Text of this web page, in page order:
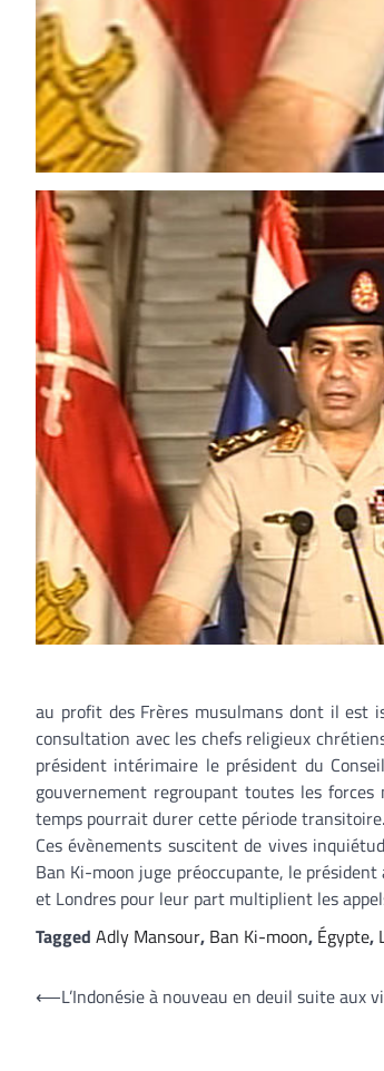
au profit des Frères musulmans dont il est
consultation avec les chefs religieux
président intérimaire le président du
gouvernement regroupant toutes les forces
temps pourrait durer cette période transitoire.
Ces évènements suscitent de vives
Ban Ki-moon juge préoccupante, le
et Londres pour leur part multiplient les
Tagged Adly Mansour, Ban Ki-moon, Égypte,
Navigation
⟵L’Indonésie à nouveau en deuil suite aux